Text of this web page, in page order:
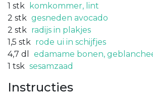
1 stk
komkommer, lint
2 stk gesneden avocado
2 stk radijs in plakjes
1,5 stk rode ui in schijfjes
4,7 dl
edamame bonen,
1 tsk sesamzaad
Instructies